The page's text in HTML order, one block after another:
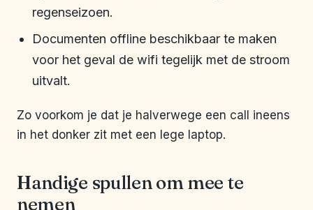
regenseizoen.
Documenten offline beschikbaar te maken
voor het geval de wifi tegelijk met de stroom
uitvalt.
Zo voorkom je dat je halverwege een call ineens
in het donker zit met een lege laptop.
Handige spullen om mee te
nemen